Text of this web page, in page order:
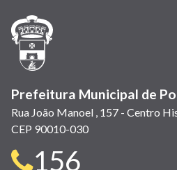
Prefeitura Municipal de
Rua João Manoel , 157 - Centro
CEP 90010-030
Telefone
156